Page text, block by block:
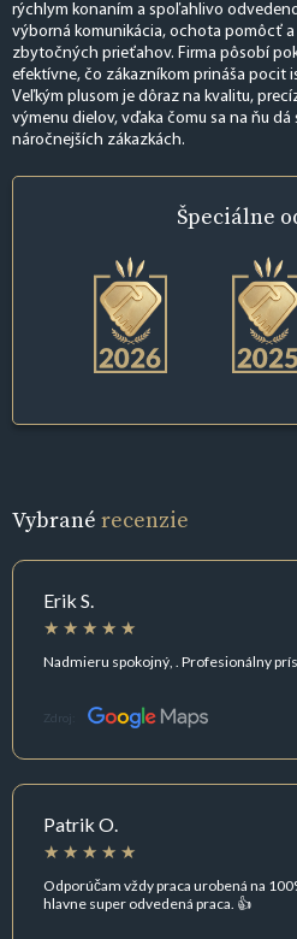
rýchlym konaním a spoľahlivo
výborná komunikácia, ochota pomôcť
zbytočných prieťahov. Firma pôsobí
efektívne, čo zákazníkom prináša pocit
Veľkým plusom je dôraz na kvalitu,
výmenu dielov, vďaka čomu sa na ňu
náročnejších zákazkách.
Špeciálne
Vybrané recenzie
Erik S.
Nadmieru spokojný, . Profesionálny
Zdroj:
Patrik O.
Odporúčam vždy praca urobená na
hlavne super odvedená praca. 👍